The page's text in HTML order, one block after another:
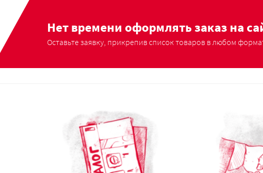
Нет времени оформлять заказ на
Оставьте заявку, прикрепив список товаров в любом